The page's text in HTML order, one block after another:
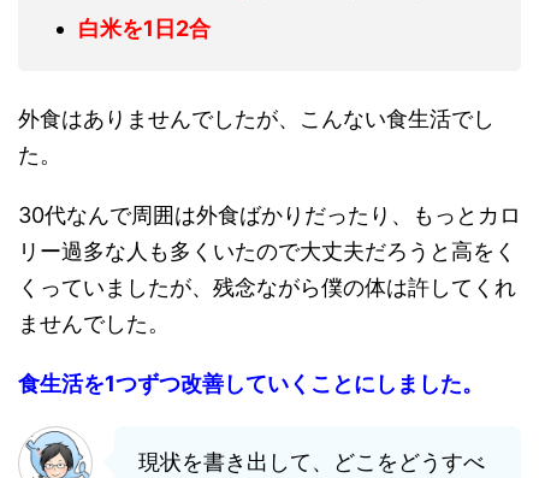
白米を1日2合
外食はありませんでしたが、こんない食生活でし
た。
30代なんで周囲は外食ばかりだったり、もっとカロ
リー過多な人も多くいたので大丈夫だろうと高をく
くっていましたが、残念ながら僕の体は許してくれ
ませんでした。
食生活を1つずつ改善していくことにしました。
現状を書き出して、どこをどうすべ